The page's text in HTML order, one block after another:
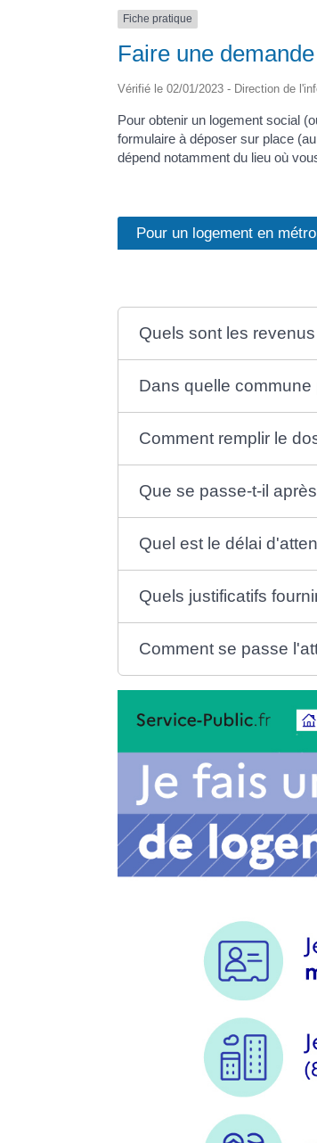
Fiche pratique
Faire une
Vérifié le 02/01/2023 - Direction de
Pour obtenir un logement social
formulaire à déposer sur place
dépend notamment du lieu où
Pour un logement en
Quels sont les
Dans quelle
Comment remplir le
Que se passe-t-il
Quel est le délai
Quels justificatifs
Comment se passe